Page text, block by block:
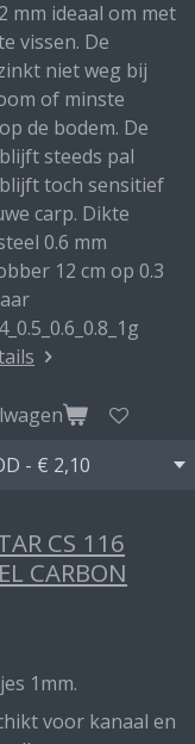
mm ideaal om met
vissen. De
niet weg bij
of minste
de bodem. De
steeds pal
toch sensitief
carp. Dikte
0.6 mm
12 cm op 0.3
CS 116
CARBON
1mm.
voor kanaal en